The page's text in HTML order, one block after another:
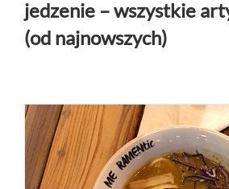
jedzenie – wszystkie
(od najnowszych)